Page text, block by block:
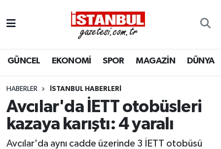
GÜNCEL EKONOMİ SPOR MAGAZİN DÜNYA
HABERLER İSTANBUL HABERLERI
Avcılar'da İETT otobüsleri
kazaya karıştı: 4 yaralı
Avcılar'da aynı cadde üzerinde 3 İETT otobüsü
EKONOMİ
İSTANBUL
DÜNYA
Nöbetçi Eczaneler
Hava Durumu
Trafik Durumu
Süper Lig Puan Durumu ve Fikstür